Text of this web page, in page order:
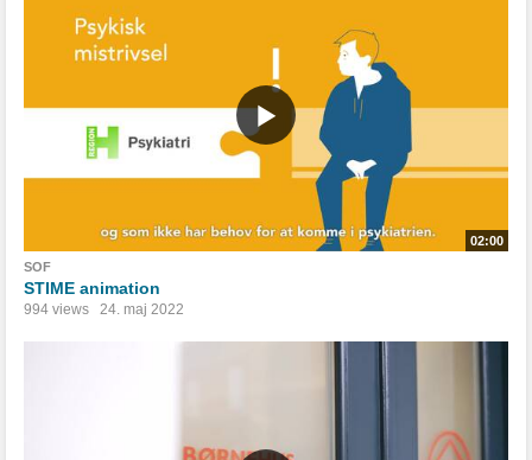
02:00
SOF
STIME animation
994 views 24. maj 2022